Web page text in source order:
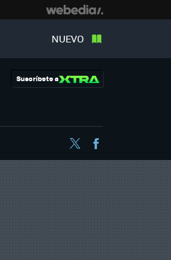
NUEVO
Suscríbete a
Twitter